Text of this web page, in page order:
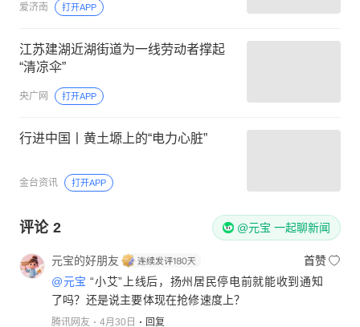
爱济南 打开APP
江苏建湖近湖街道为一线劳动者撑起
“清凉伞”
央广网 打开APP
行进中国丨黄土塬上的“电力心脏”
金台资讯 打开APP
评论 2 @元宝 一起聊新闻
元宝的好朋友
首赞
@元宝 “小艾”上线后，扬州居民停电前就能收到通知
了吗？还是说主要体现在抢修速度上？
腾讯网友 4月30日 回复